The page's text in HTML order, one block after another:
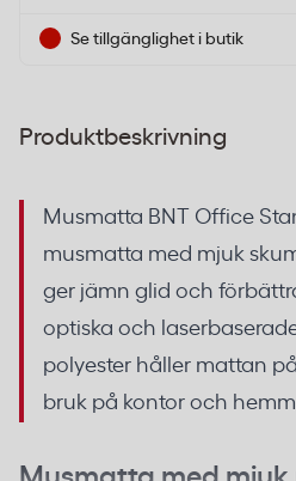
Se tillgänglighet i butik
Produktbeskrivning
Musmatta BNT Office
musmatta med mjuk
ger jämn glid och
optiska och
polyester håller mattan
bruk på kontor och